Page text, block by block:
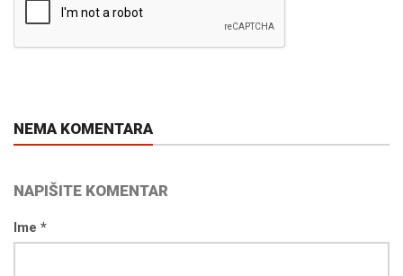
NEMA KOMENTARA
NAPIŠITE KOMENTAR
Ime *